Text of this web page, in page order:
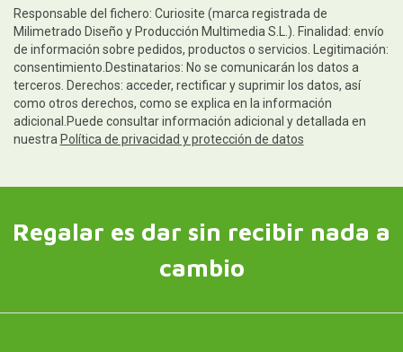
Responsable del fichero: Curiosite (marca registrada de
Milimetrado Diseño y Producción Multimedia S.L.). Finalidad: envío
de información sobre pedidos, productos o servicios. Legitimación:
consentimiento.Destinatarios: No se comunicarán los datos a
terceros. Derechos: acceder, rectificar y suprimir los datos, así
como otros derechos, como se explica en la información
adicional.Puede consultar información adicional y detallada en
nuestra Política de privacidad y protección de datos
Regalar es dar sin recibir nada a
cambio